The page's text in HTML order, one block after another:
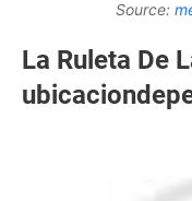
Source:
La Ruleta De